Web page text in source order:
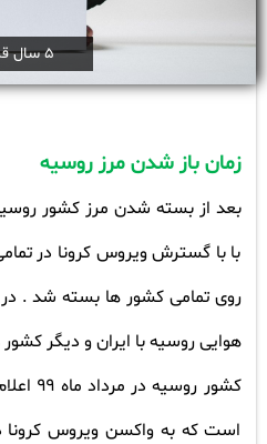
5 سال قبل
زمان باز شدن مرز روسیه
بعد از بسته شدن مرز کشور روسیه
با با گسترش ویروس کرونا در
روی تمامی کشور ها بسته شد .
هوایی روسیه با ایران و دیگر
کشور روسیه در مرداد ماه ۹۹
است که به واکسن ویروس